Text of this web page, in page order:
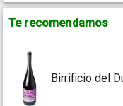
Te recomendamos
Birrificio del